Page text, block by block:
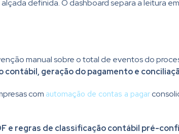
definida. O dashboard separa a leitura
manual sobre o total de eventos do
geração do pagamento e
com automação de contas a pagar
e regras de classificação contábil pré-